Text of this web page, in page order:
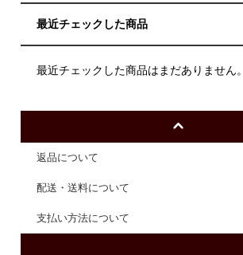
最近チェックした商品
最近チェックした商品はまだありません。
返品について
配送・送料について
支払い方法について